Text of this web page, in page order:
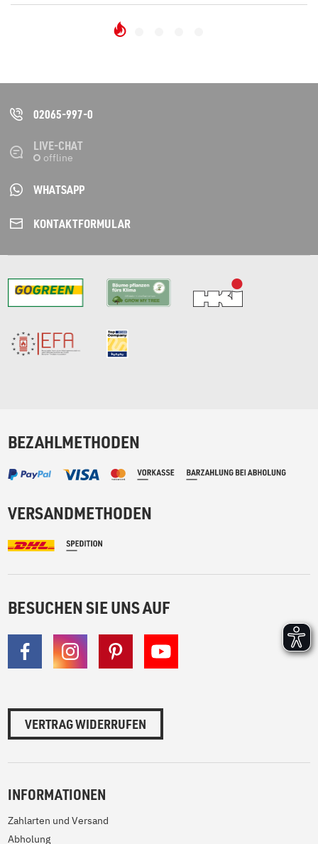
02065-997-0
LIVE-CHAT
WHATSAPP
KONTAKT­FORMULAR
BEZAHLMETHODEN
VERSANDMETHODEN
BESUCHEN SIE UNS AUF
VERTRAG WIDERRUFEN
INFORMATIONEN
Zahlarten und Versand
Abholung